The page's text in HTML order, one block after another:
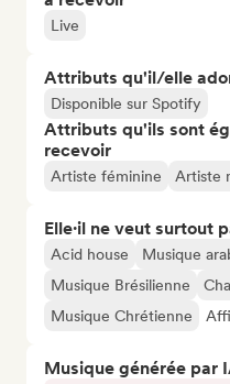
Live
Attributs qu'il/elle
Disponible sur Spotify
Attributs qu'ils sont
recevoir
Artiste féminine Artiste
Elle·il ne veut surtout
Acid house Musique
Musique Brésilienne
Musique Chrétienne
Musique générée par